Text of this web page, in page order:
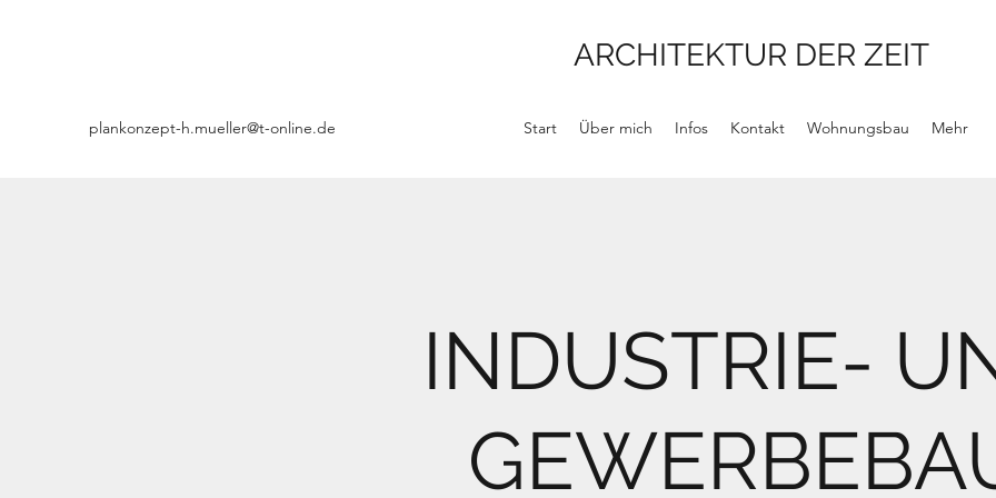
ARCHITEKTUR DER ZEIT
plankonzept-h.mueller@t-online.de Start Über mich Infos Kontakt Wohnungsbau Mehr
INDUSTRIE-